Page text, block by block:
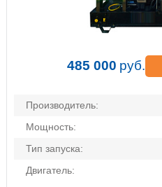
485 000 руб.
Производитель:
Мощность:
Тип запуска:
Двигатель: